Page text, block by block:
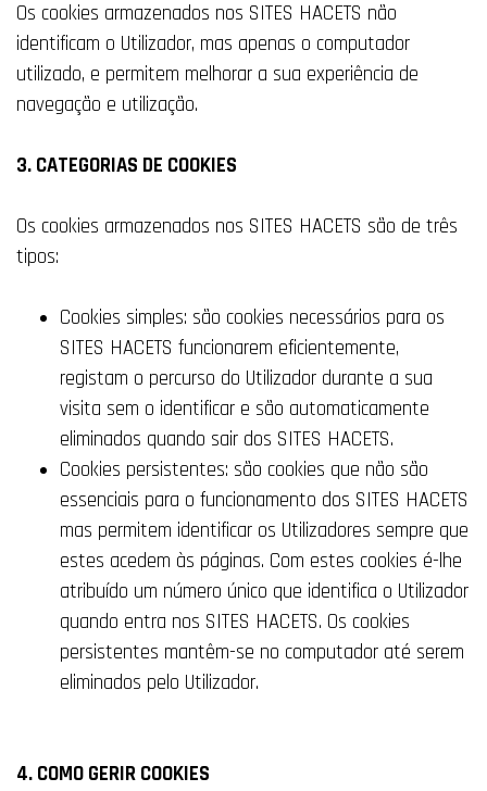
Os cookies armazenados nos SITES HACETS não
identificam o Utilizador, mas apenas o computador
utilizado, e permitem melhorar a sua experiência de
navegação e utilização.
3. CATEGORIAS DE COOKIES
Os cookies armazenados nos SITES HACETS são de três
tipos:
Cookies simples: são cookies necessários para os
SITES HACETS funcionarem eficientemente,
registam o percurso do Utilizador durante a sua
visita sem o identificar e são automaticamente
eliminados quando sair dos SITES HACETS.
Cookies persistentes: são cookies que não são
essenciais para o funcionamento dos SITES HACETS
mas permitem identificar os Utilizadores sempre que
estes acedem às páginas. Com estes cookies é-lhe
atribuído um número único que identifica o Utilizador
quando entra nos SITES HACETS. Os cookies
persistentes mantêm-se no computador até serem
eliminados pelo Utilizador.
4. COMO GERIR COOKIES